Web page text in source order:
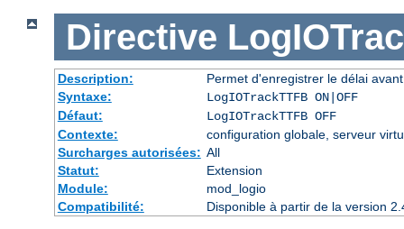
Directive
Description:
Permet d'enregistrer le délai
Syntaxe:
LogIOTrackTTFB ON|OFF
Défaut:
LogIOTrackTTFB OFF
Contexte:
configuration globale, serveur
Surcharges autorisées: All
Statut:
Extension
Module:
mod_logio
Compatibilité:
Disponible à partir de la version